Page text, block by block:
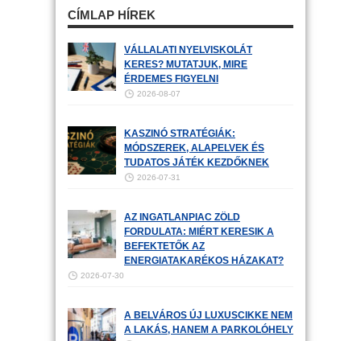
CÍMLAP HÍREK
VÁLLALATI NYELVISKOLÁT
KERES? MUTATJUK, MIRE
ÉRDEMES FIGYELNI
2026-08-07
KASZINÓ STRATÉGIÁK:
MÓDSZEREK, ALAPELVEK ÉS
TUDATOS JÁTÉK KEZDŐKNEK
2026-07-31
AZ INGATLANPIAC ZÖLD
FORDULATA: MIÉRT KERESIK A
BEFEKTETŐK AZ
ENERGIATAKARÉKOS HÁZAKAT?
2026-07-30
A BELVÁROS ÚJ LUXUSCIKKE NEM
A LAKÁS, HANEM A PARKOLÓHELY